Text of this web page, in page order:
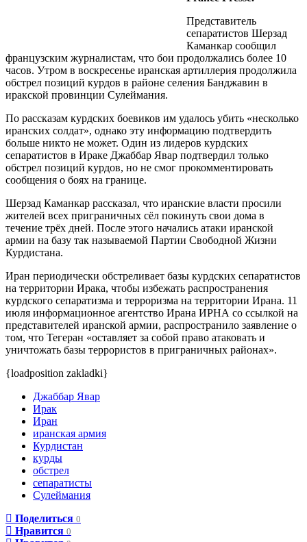
Представитель
сепаратистов Шерзад
Каманкар сообщил
французским журналистам, что бои продолжались более 10
часов. Утром в воскресенье иранская артиллерия продолжила
обстрел позиций курдов в районе селения Банджавин в
иракской провинции Сулеймания.
По рассказам курдских боевиков им удалось убить «несколько
иранских солдат», однако эту информацию подтвердить
больше никто не может. Один из лидеров курдских
сепаратистов в Ираке Джаббар Явар подтвердил только
обстрел позиций курдов, но не смог прокомментировать
сообщения о боях на границе.
Шерзад Каманкар рассказал, что иранские власти просили
жителей всех приграничных сёл покинуть свои дома в
течение трёх дней. После этого начались атаки иранской
армии на базу так называемой Партии Свободной Жизни
Курдистана.
Иран периодически обстреливает базы курдских сепаратистов
на территории Ирака, чтобы избежать распространения
курдского сепаратизма и терроризма на территории Ирана. 11
июля информационное агентство Ирана ИРНА со ссылкой на
представителей иранской армии, распространило заявление о
том, что Тегеран «оставляет за собой право атаковать и
уничтожать базы террористов в приграничных районах».
{loadposition zakladki}
Джаббар Явар
Ирак
Иран
иранская армия
Курдистан
курды
обстрел
сепаратисты
Сулеймания
Поделиться 0
Нравится 0